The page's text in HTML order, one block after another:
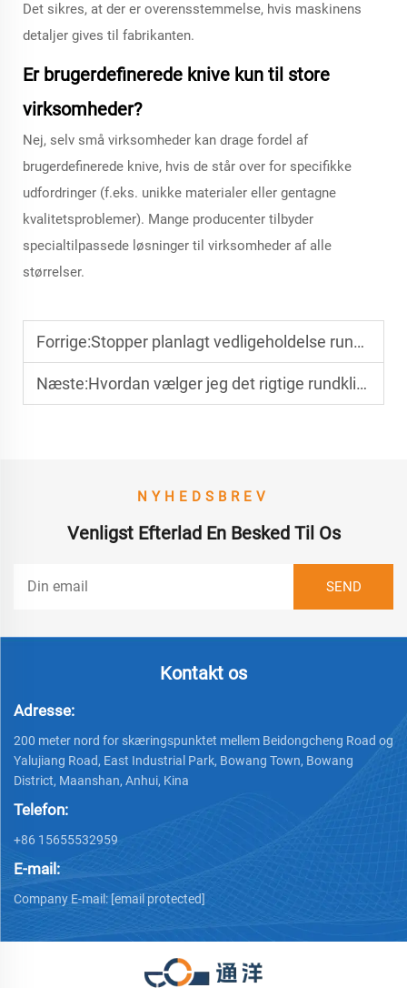
Det sikres, at der er overensstemmelse, hvis maskinens
detaljer gives til fabrikanten.
Er brugerdefinerede knive kun til store
virksomheder?
Nej, selv små virksomheder kan drage fordel af
brugerdefinerede knive, hvis de står over for specifikke
udfordringer (f.eks. unikke materialer eller gentagne
kvalitetsproblemer). Mange producenter tilbyder
specialtilpassede løsninger til virksomheder af alle
størrelser.
Forrige:Stopper planlagt vedligeholdelse rundklingeudfald
Næste:Hvordan vælger jeg det rigtige rundklingeblad til mit materiale?
NYHEDSBREV
Venligst Efterlad En Besked Til Os
Kontakt os
Adresse:
200 meter nord for skæringspunktet mellem Beidongcheng Road og
Yalujiang Road, East Industrial Park, Bowang Town, Bowang
District, Maanshan, Anhui, Kina
Telefon:
+86 15655532959
E-mail:
Company E-mail: [email protected]